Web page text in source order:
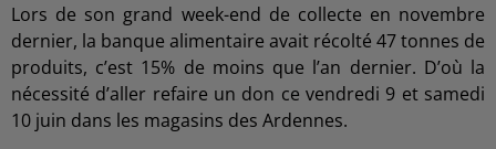
Lors de son grand week-end de collecte en novembre
dernier, la banque alimentaire avait récolté 47 tonnes de
produits, c’est 15% de moins que l’an dernier. D’où la
nécessité d’aller refaire un don ce vendredi 9 et samedi
10 juin dans les magasins des Ardennes.